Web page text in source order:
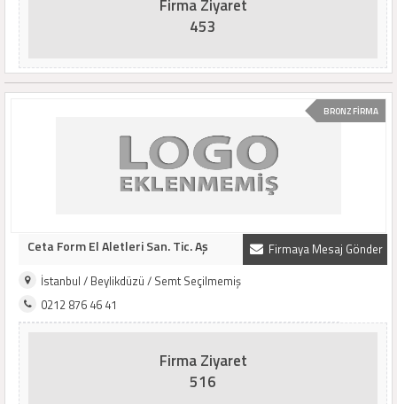
Firma Ziyaret
453
BRONZ FİRMA
Firmaya Mesaj Gönder
Ceta Form El Aletleri San. Tic. Aş
İstanbul / Beylikdüzü / Semt Seçilmemiş
0212 876 46 41
Firma Ziyaret
516